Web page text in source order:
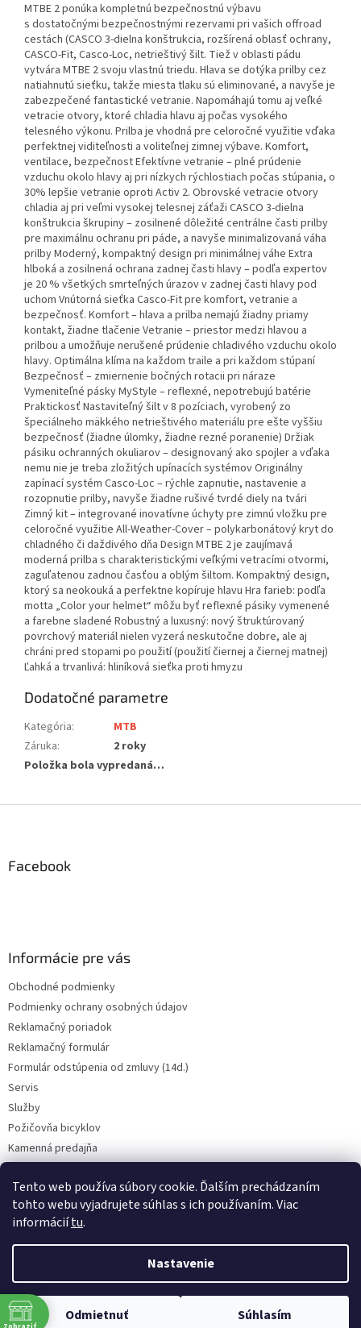
Tento web používa súbory cookie. Ďalším prechádzaním
tohto webu vyjadrujete súhlas s ich používaním. Viac
informáciítu.
Nastavenie
Odmietnuť Súhlasím
Skutočný farebný odtieň bicykla nemusí presne zodpovedať farebnému
podaniu obrázka na obrazovke. BICYKLE NA SERVIS PRIJÍMAME LEN NA
OBJEDNÁVKU A LEN ČISTÉ, V PRÍPADE POTREBY PROSÍM VOLAJTE NA
0915 912 903 (TOVAR) ALEBO 0917 760 990 (SERVIS), ĎAKUJEME ZA
MTBE 2 ponúka kompletnú bezpečnostnú výbavu
s dostatočnými bezpečnostnými rezervami pri vašich offroad
cestách (CASCO 3-dielna konštrukcia, rozšírená oblasť ochrany,
CASCO-Fit, Casco-Loc, netrieštivý šilt. Tiež v oblasti pádu
vytvára MTBE 2 svoju vlastnú triedu. Hlava se dotýka prilby cez
natiahnutú sieťku, takže miesta tlaku sú eliminované, a navyše je
zabezpečené fantastické vetranie. Napomáhajú tomu aj veľké
vetracie otvory, ktoré chladia hlavu aj počas vysokého
telesného výkonu. Prilba je vhodná pre celoročné využitie vďaka
perfektnej viditeľnosti a voliteľnej zimnej výbave. Komfort,
ventilace, bezpečnost Efektívne vetranie – plné prúdenie
vzduchu okolo hlavy aj pri nízkych rýchlostiach počas stúpania, o
30% lepšie vetranie oproti Activ 2. Obrovské vetracie otvory
chladia aj pri veľmi vysokej telesnej záťaži CASCO 3-dielna
konštrukcia škrupiny – zosilnené dôležité centrálne časti prilby
pre maximálnu ochranu pri páde, a navyše minimalizovaná váha
prilby Moderný, kompaktný design pri minimálnej váhe Extra
hlboká a zosilnená ochrana zadnej časti hlavy – podľa expertov
je 20 % všetkých smrteľných úrazov v zadnej časti hlavy pod
uchom Vnútorná sieťka Casco-Fit pre komfort, vetranie a
bezpečnosť. Komfort – hlava a prilba nemajú žiadny priamy
kontakt, žiadne tlačenie Vetranie – priestor medzi hlavou a
prilbou a umožňuje nerušené prúdenie chladivého vzduchu okolo
hlavy. Optimálna klíma na každom traile a pri každom stúpaní
Bezpečnosť – zmiernenie bočných rotacii pri náraze
Vymeniteľné pásky MyStyle – reflexné, nepotrebujú batérie
Praktickosť Nastaviteľný šilt v 8 pozíciach, vyrobený zo
špeciálneho mäkkého netrieštivého materiálu pre ešte vyššiu
bezpečnosť (žiadne úlomky, žiadne rezné poranenie) Držiak
pásiku ochranných okuliarov – designovaný ako spojler a vďaka
nemu nie je treba zložitých upínacích systémov Originálny
zapínací systém Casco-Loc – rýchle zapnutie, nastavenie a
rozopnutie prilby, navyše žiadne rušivé tvrdé diely na tvári
Zimný kit – integrované inovatívne úchyty pre zimnú vložku pre
celoročné využitie All-Weather-Cover – polykarbonátový kryt do
chladného či daždivého dňa Design MTBE 2 je zaujímavá
moderná prilba s charakteristickými veľkými vetracími otvormi,
zaguľatenou zadnou časťou a oblým šiltom. Kompaktný design,
ktorý sa neokouká a perfektne kopíruje hlavu Hra farieb: podľa
motta „Color your helmet“ môžu byť reflexné pásiky vymenené
a farebne sladené Robustný a luxusný: nový štruktúrovaný
povrchový materiál nielen vyzerá neskutočne dobre, ale aj
chráni pred stopami po použití (použití čiernej a čiernej matnej)
Ľahká a trvanlivá: hliníková sieťka proti hmyzu
Dodatočné parametre
Kategória:
MTB
Záruka:
2 roky
Položka bola vypredaná…
Facebook
Informácie pre vás
Obchodné podmienky
Podmienky ochrany osobných údajov
Reklamačný poriadok
Reklamačný formulár
Formulár odstúpenia od zmluvy (14d.)
Servis
Služby
Požičovňa bicyklov
Kamenná predajňa
Copyright 2026Cyklocentrum PLUS. Všetky práva vyhradené.
Upraviť nastavenie cookies